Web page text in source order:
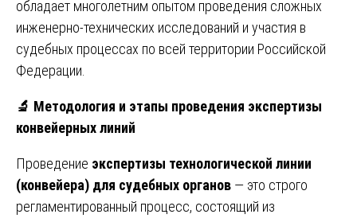
обладает многолетним опытом проведения сложных
инженерно-технических исследований и участия в
судебных процессах по всей территории Российской
Федерации.
🔬 Методология и этапы проведения экспертизы
конвейерных линий
Проведение экспертизы технологической линии
(конвейера) для судебных органов — это строго
регламентированный процесс, состоящий из